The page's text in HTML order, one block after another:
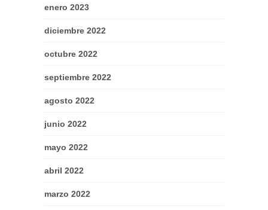
enero 2023
diciembre 2022
octubre 2022
septiembre 2022
agosto 2022
junio 2022
mayo 2022
abril 2022
marzo 2022